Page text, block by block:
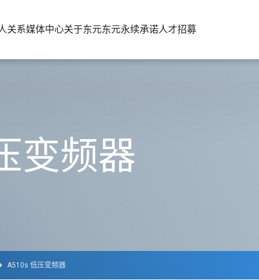
关系媒体中心关于东元东元永续承诺人才招募
变频器
A510s 低压变频器